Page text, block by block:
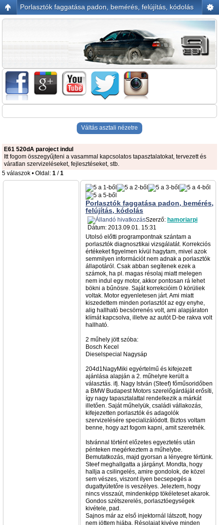
Porlasztók faggatása padon, bemérés, felújítás, kódolás
Váltás asztali nézetre
E61 520dA paroject indul
Itt fogom összegyűjteni a vasammal kapcsolatos tapasztalatokat, tervezett és
váratlan szervizeléseket, fejlesztéseket, stb.
5 válaszok • Oldal: 1 /1
Porlasztók faggatása padon, bemérés,
felújítás, kódolás
Szerző: hamoriarpi
Dátum: 2013.09.01. 15:31
Utolsó előtti programpontnak szántam a
porlasztók diagnosztikai vizsgálatát. Korrekciós
értékeket figyelmen kívül hagytam, mivel azok
semmilyen információt nem adnak a porlasztók
állapotáról. Csak abban segítenek ezek a
számok, ha pl. magas résolaj miatt melegen
nem indul egy motor, akkor pontosan rá lehet
bökni a bűnösre. Saját korrekcióim 0 körüliek
voltak. Motor egyenletesen járt. Ami miatt
kiszedettem minden porlasztót az egy enyhe,
alig hallható becsörrenés volt, ami alapjáraton
klímát kapcsolva, illetve az autót D-be rakva volt
hallható.
2 műhely jött szóba:
Bosch Kecel
Dieselspecial Nagysáp
204d1NagyMiki egyértelmű és kifejezett
ajánlása alapján a 2. műhelyre került a
választás. ifj. Nagy István (Steef) főműsoridőben
a BMW Budapest Motors szerelőgárdáját erősíti,
így nagy tapasztalattal rendelkezik a márkát
illetően. Saját műhelyük, családi vállakozás,
kifejezetten porlasztók és adagolók
szervizelésére specializálódott. Biztos voltam
benne, hogy azt fogom kapni, amit szeretnék.
Istvánnal történt előzetes egyeztetés után
pénteken megérkeztem a műhelybe.
Bemutatkozás, majd gyorsan a lényegre tértünk.
Steef meghallgatta a járgányt. Mondta, hogy
hallja a csilingelés, amire gondolok, de közel
sem vészes, viszont ilyen becsepegés a
dugattyútetőre is veszélyes. Jeleztem, hogy
nincs visszaút, mindenképp tökéleteset akarok.
Gondos szétszerelés, porlasztóegységek
kivétele, pad.
Sajnos már az első injektornál látszott, hogy
nem jöttem hiába. Résolajat kivéve minden